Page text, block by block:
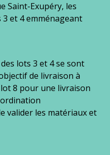
Saint-Exupéry, les
et 4 emménageant
lots 3 et 4 se sont
de livraison à
lot 8 pour une livraison
valider les matériaux et